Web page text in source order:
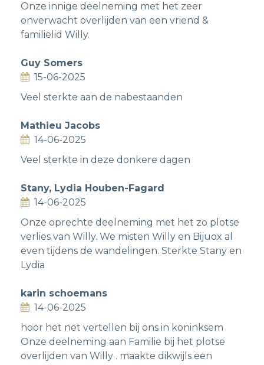
Onze innige deelneming met het zeer
onverwacht overlijden van een vriend &
familielid Willy.
Guy Somers
15-06-2025
Veel sterkte aan de nabestaanden
Mathieu Jacobs
14-06-2025
Veel sterkte in deze donkere dagen
Stany, Lydia Houben-Fagard
14-06-2025
Onze oprechte deelneming met het zo plotse
verlies van Willy. We misten Willy en Bijuox al
even tijdens de wandelingen. Sterkte Stany en
Lydia
karin schoemans
14-06-2025
hoor het net vertellen bij ons in koninksem
Onze deelneming aan Familie bij het plotse
overlijden van Willy . maakte dikwijls een